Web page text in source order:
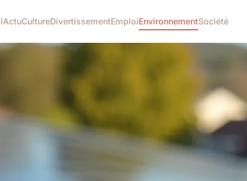
ActuCultureDivertissementEmploiEnvironnementSociété